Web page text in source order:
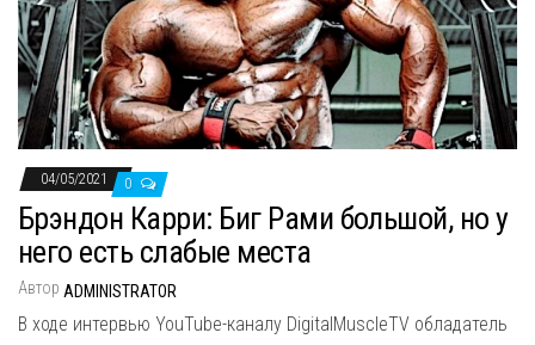
04/05/2021 0
Брэндон Карри: Биг Рами большой, но у
него есть слабые места
Автор ADMINISTRATOR
В ходе интервью YouTube-каналу DigitalMuscleTV обладатель